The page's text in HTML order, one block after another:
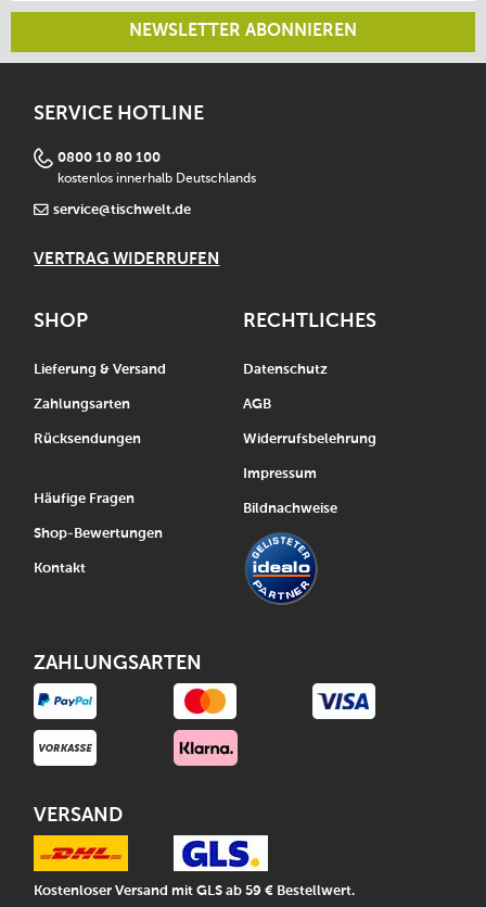
NEWSLETTER ABONNIEREN
SERVICE HOTLINE
0800 10 80 100
kostenlos innerhalb Deutschlands
service@tischwelt.de
VERTRAG WIDERRUFEN
SHOP
Lieferung & Versand
Zahlungsarten
Rücksendungen
Häufige Fragen
Shop-Bewertungen
Kontakt
RECHTLICHES
Datenschutz
AGB
Widerrufsbelehrung
Impressum
Bildnachweise
ZAHLUNGSARTEN
VERSAND
Kostenloser Versand mit GLS ab 59 € Bestellwert.